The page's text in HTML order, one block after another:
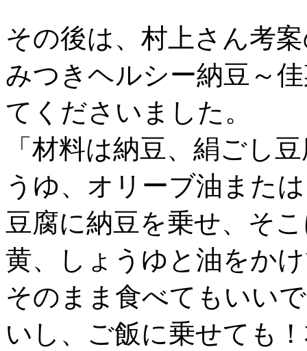
その後は、村上さん考
みつきヘルシー納豆～
てくださいました。
「材料は納豆、絹ごし
うゆ、オリーブ油また
豆腐に納豆を乗せ、そ
黄、しょうゆと油をか
そのまま食べてもいい
いし、ご飯に乗せても